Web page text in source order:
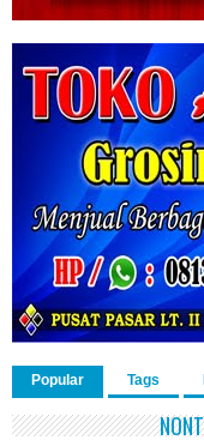
Popular Tags